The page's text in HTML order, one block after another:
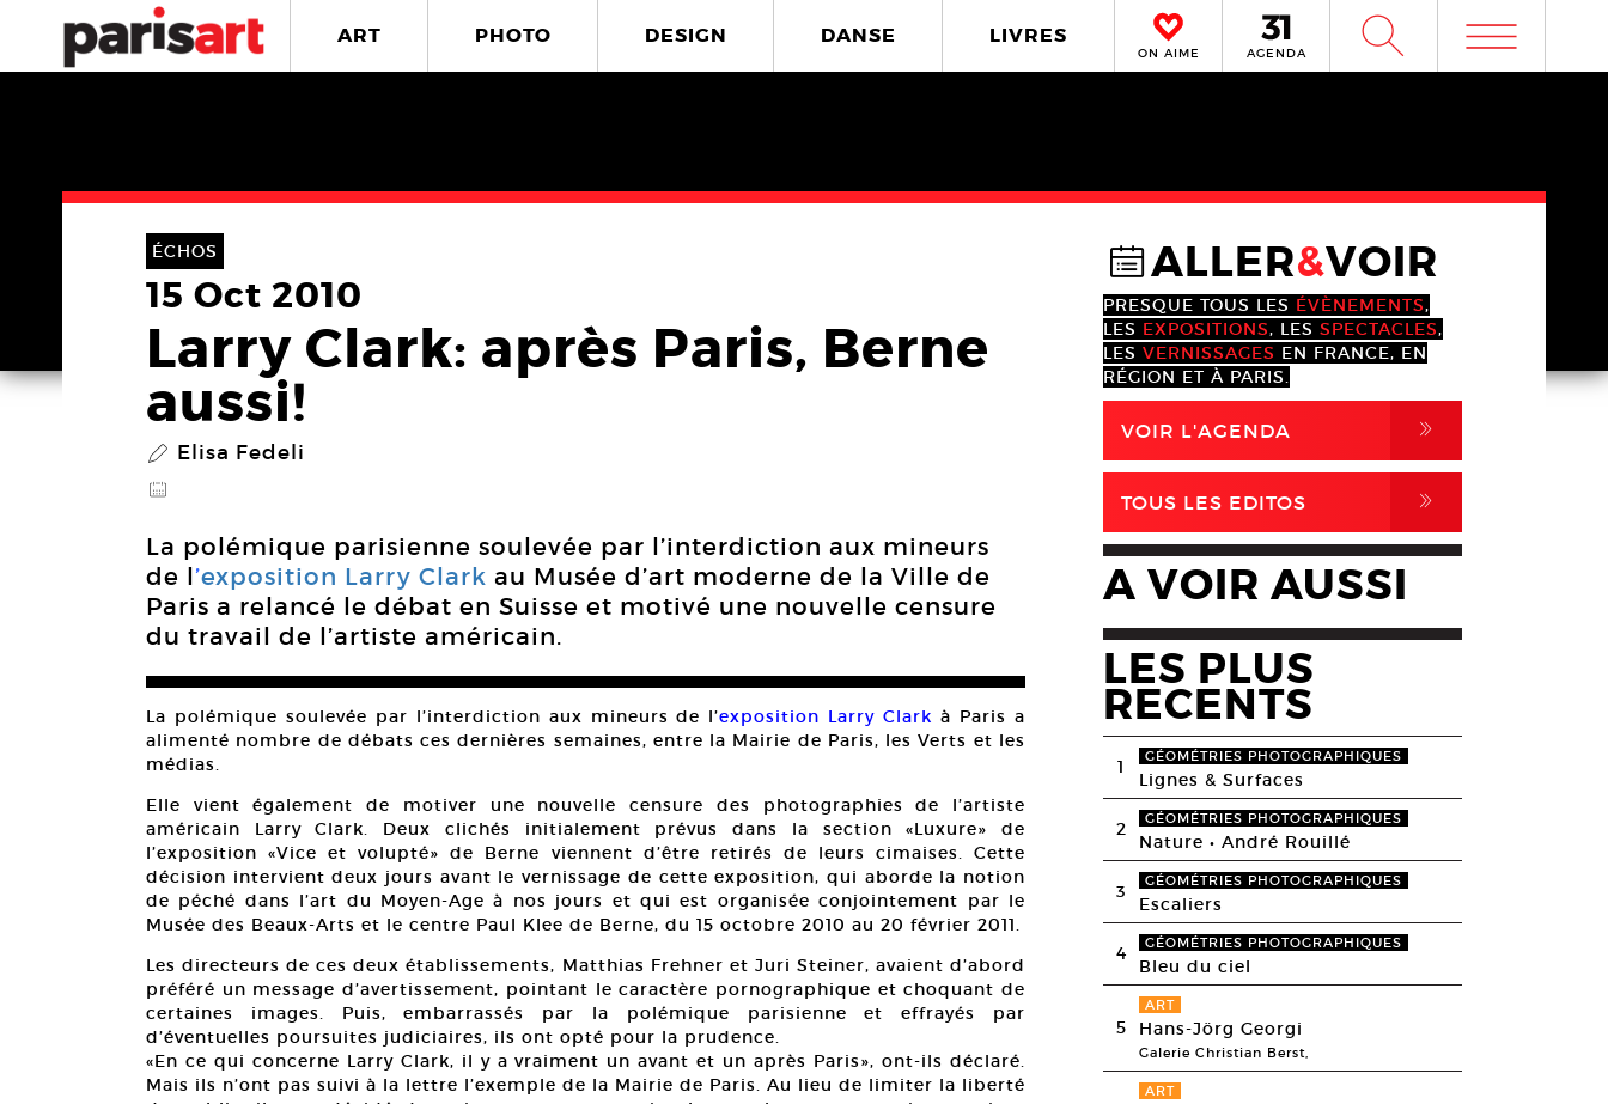
ART PHOTO DESIGN DANSE LIVRES
ON AIME AGENDA W m
ÉCHOS
15 Oct 2010
Larry Clark: après Paris, Berne
aussi!
P Elisa Fedeli
@
La polémique parisienne soulevée par l’interdiction aux mineurs
de l’exposition Larry Clark au Musée d’art moderne de la Ville de
Paris a relancé le débat en Suisse et motivé une nouvelle censure
du travail de l’artiste américain.
La polémique soulevée par l’interdiction aux mineurs de l’exposition Larry Clark à Paris a
alimenté nombre de débats ces dernières semaines, entre la Mairie de Paris, les Verts et les
médias.
Elle vient également de motiver une nouvelle censure des photographies de l’artiste
américain Larry Clark. Deux clichés initialement prévus dans la section «Luxure» de
l’exposition «Vice et volupté» de Berne viennent d’être retirés de leurs cimaises. Cette
décision intervient deux jours avant le vernissage de cette exposition, qui aborde la notion
de péché dans l’art du Moyen-Age à nos jours et qui est organisée conjointement par le
Musée des Beaux-Arts et le centre Paul Klee de Berne, du 15 octobre 2010 au 20 février 2011.
Les directeurs de ces deux établissements, Matthias Frehner et Juri Steiner, avaient d’abord
préféré un message d’avertissement, pointant le caractère pornographique et choquant de
certaines images. Puis, embarrassés par la polémique parisienne et effrayés par
d’éventuelles poursuites judiciaires, ils ont opté pour la prudence.
«En ce qui concerne Larry Clark, il y a vraiment un avant et un après Paris», ont-ils déclaré.
Mais ils n’ont pas suivi à la lettre l’exemple de la Mairie de Paris. Au lieu de limiter la liberté
@ALLER&VOIR
PRESQUE TOUS LES ÉVÈNEMENTS,
LES EXPOSITIONS, LES SPECTACLES,
LES VERNISSAGES EN FRANCE, EN
RÉGION ET À PARIS.
VOIR L'AGENDA ,
TOUS LES EDITOS ,
A VOIR AUSSI
LES PLUS
RECENTS
1 GÉOMÉTRIES PHOTOGRAPHIQUES
Lignes & Surfaces
2 GÉOMÉTRIES PHOTOGRAPHIQUES
Nature • André Rouillé
3 GÉOMÉTRIES PHOTOGRAPHIQUES
Escaliers
4 GÉOMÉTRIES PHOTOGRAPHIQUES
Bleu du ciel
5
ART
Hans-Jörg Georgi
Galerie Christian Berst,
ART